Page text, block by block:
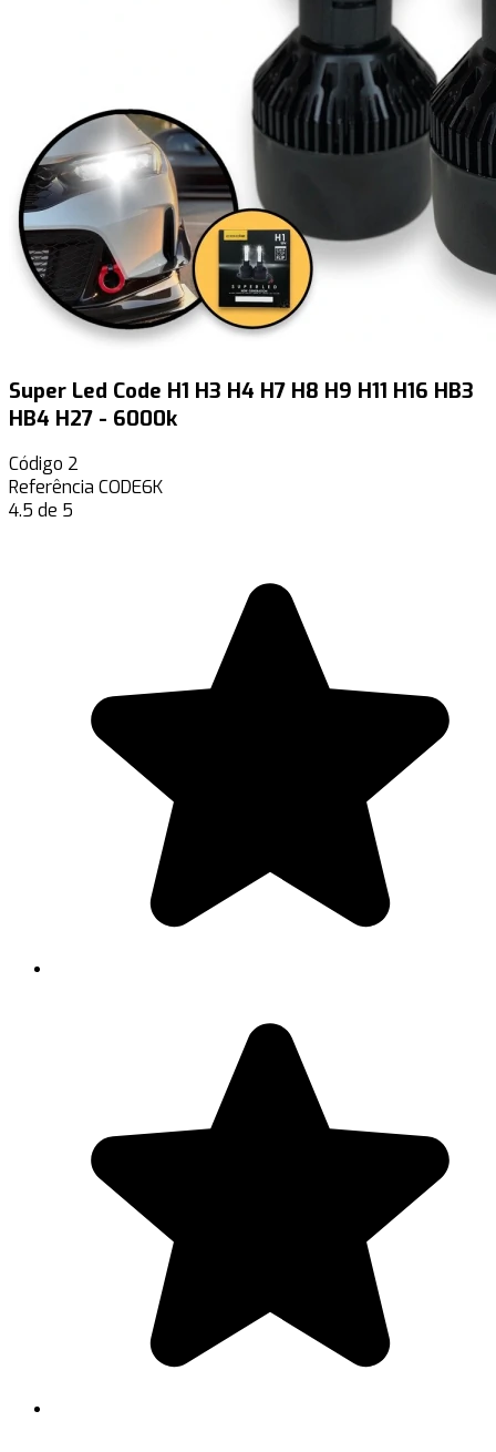
Super Led Code H1 H3 H4 H7 H8 H9 H11 H16 HB3
HB4 H27 - 6000k
Código 2
Referência CODE6K
4.5 de 5